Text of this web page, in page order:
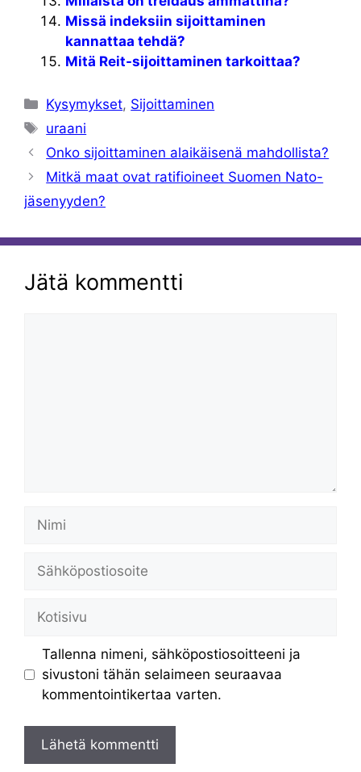
Missä indeksiin sijoittaminen
kannattaa tehdä?
Mitä Reit-sijoittaminen tarkoittaa?
Kategoriat
Kysymykset, Sijoittaminen
Avainsanat
uraani
Onko sijoittaminen alaikäisenä mahdollista?
Mitkä maat ovat ratifioineet Suomen Nato-
jäsenyyden?
Jätä kommentti
Nimi
Sähköpostiosoite
Kotisivu
Tallenna nimeni, sähköpostiosoitteeni ja
sivustoni tähän selaimeen seuraavaa
kommentointikertaa varten.